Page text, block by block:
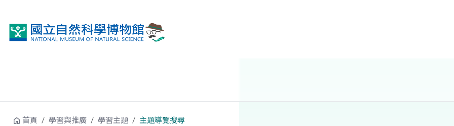
首頁 學習與推廣 學習主題 主題導覽搜尋